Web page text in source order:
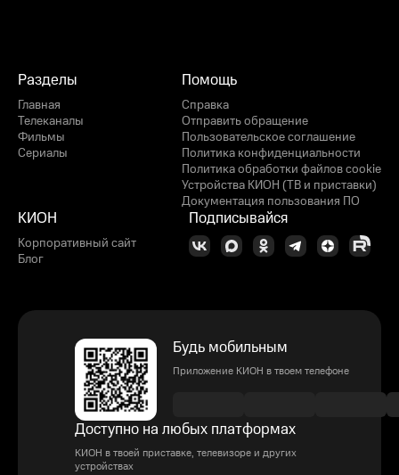
Разделы
Главная
Телеканалы
Фильмы
Сериалы
Помощь
Справка
Отправить обращение
Пользовательское соглашение
Политика конфиденциальности
Политика обработки файлов cookie
Устройства КИОН (ТВ и приставки)
Документация пользования ПО
КИОН
Корпоративный сайт
Блог
Подписывайся
Будь мобильным
Приложение КИОН в твоем телефоне
Доступно на любых платформах
КИОН в твоей приставке, телевизоре и других
устройствах